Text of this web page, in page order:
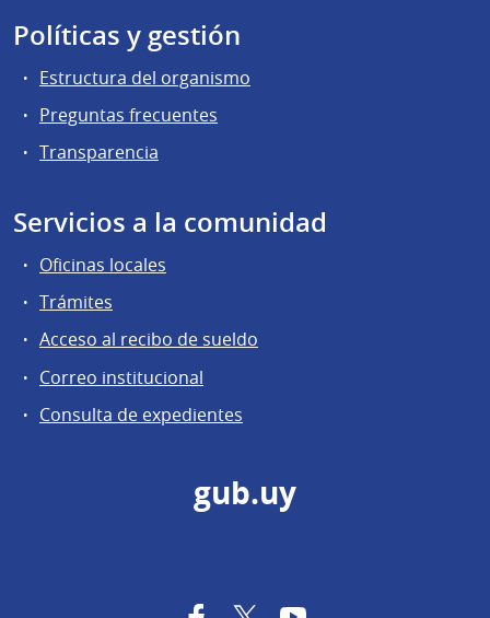
Políticas y gestión
Estructura del organismo
Preguntas frecuentes
Transparencia
Servicios a la comunidad
Oficinas locales
Trámites
Acceso al recibo de sueldo
Correo institucional
Consulta de expedientes
gub.uy